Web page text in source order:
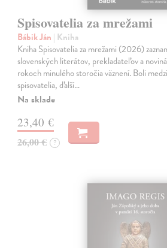
Spisovatelia za mrežami
Bábik Ján | Kniha
Kniha Spisovatelia za mrežami (2026)
slovenských literátov, prekladateľov a
rokoch minulého storočia väznení. Boli
spisovatelia, ďalší…
Na sklade
23,40 €
26,00 € ?